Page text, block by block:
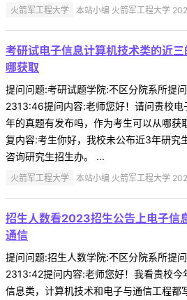
火箭军工程大学 本站小编 火箭军工程大学
考研试电子信息计算机技术类的近
哪获取
提问问题:考研试题学院:不区分院系所
2313:46提问内容:老师您好！请问贵校电
年的真题有发布吗，作为考生可以从哪获
复内容:考生你好，我校未公布近3年研究
咨询研究生招生办。 ...
火箭军工程大学 本站小编 火箭军工程大学
招生人数看2023招生公告上电子信
通信
提问问题:招生人数学院:不区分院系所
2313:42提问内容:老师您好！我看贵校
信息类，计算机技术和电子与通信工程都